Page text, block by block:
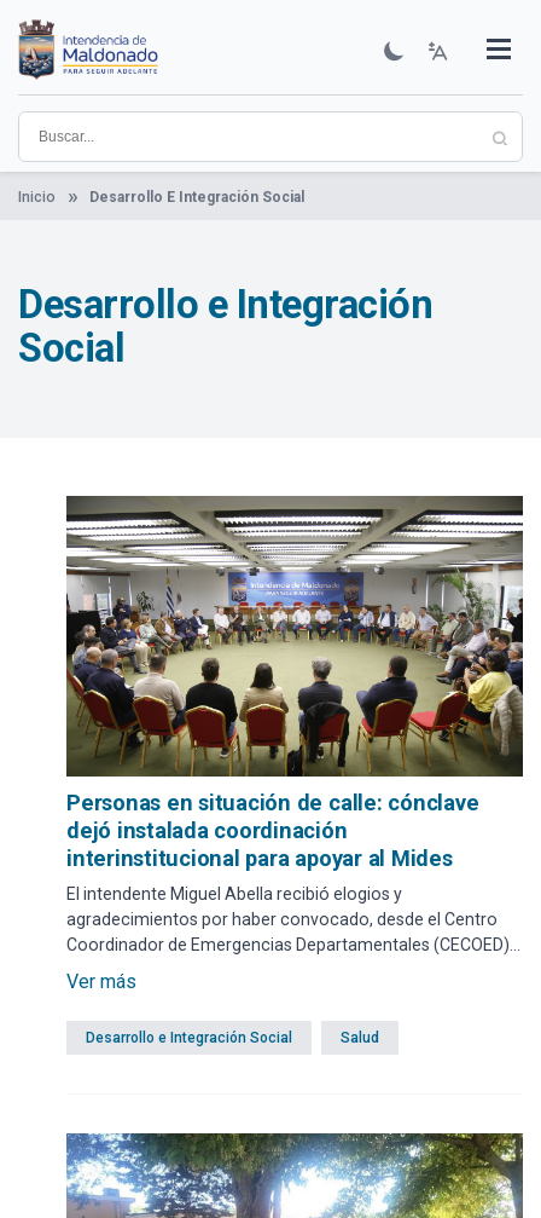
contenido
principal
Institucional
Municipios
Descubre Maldonado
Comunicación
Servicios
Guía De Trámites
Ver Noticias
Inicio Desarrollo E Integración Social
Desarrollo e Integración
Social
Personas en situación de calle: cónclave
dejó instalada coordinación
interinstitucional para apoyar al Mides
El intendente Miguel Abella recibió elogios y
agradecimientos por haber convocado, desde el Centro
Coordinador de Emergencias Departamentales (CECOED),
a todas las fuerzas vivas del departamento para ofrecer
colaboración y coordinación entre todos antes de la
llegada del invierno.
Ver más
Desarrollo e Integración Social Salud